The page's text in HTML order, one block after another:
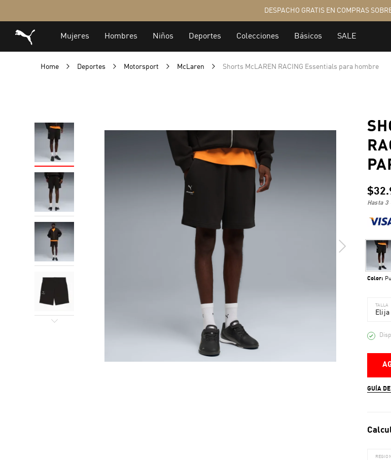
Home Deportes Motorsport McLaren Shorts McLAREN RACING Essentials para hombre
hasta
Color:
TALLA
Elija
GUÍA